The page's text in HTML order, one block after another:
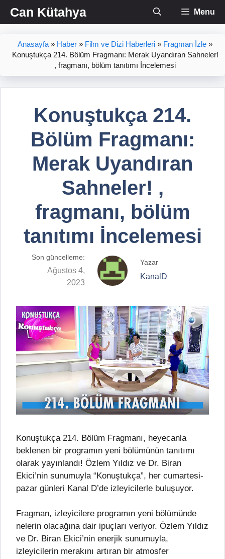
İçeriğe
atlaCan Kütahya Menu
Anasayfa » Haber » Film ve Dizi Haberleri » Fragman İzle »
Konuştukça 214. Bölüm Fragmanı: Merak Uyandıran Sahneler!
, fragmanı, bölüm tanıtımı İncelemesi
Konuştukça 214.
Bölüm Fragmanı:
Merak Uyandıran
Sahneler! ,
fragmanı, bölüm
tanıtımı İncelemesi
Son güncelleme:
Ağustos 4,
2023
Yazar
KanalD
Konuştukça 214. Bölüm Fragmanı, heyecanla
beklenen bir programın yeni bölümünün tanıtımı
olarak yayınlandı! Özlem Yıldız ve Dr. Biran
Ekici’nin sunumuyla “Konuştukça”, her cumartesi-
pazar günleri Kanal D’de izleyicilerle buluşuyor.
Fragman, izleyicilere programın yeni bölümünde
nelerin olacağına dair ipuçları veriyor. Özlem Yıldız
ve Dr. Biran Ekici’nin enerjik sunumuyla,
izleyicilerin merakını artıran bir atmosfer